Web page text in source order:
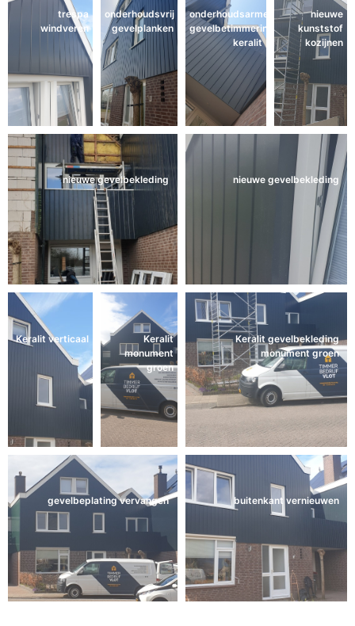
trespa
windveren
onderhoudsvrij
gevelplanken
onderhoudsarme
gevelbetimmering
keralit
nieuwe
kunststof
kozijnen
nieuwe gevelbekleding nieuwe gevelbekleding
Keralit verticaal
Keralit
monument
groen
Keralit gevelbekleding
monument groen
gevelbeplating vervangen buitenkant vernieuwen